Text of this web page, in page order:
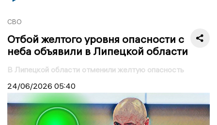
СВО
Отбой желтого уровня опасности с
неба объявили в Липецкой области
В Липецкой области отменили желтую опасность
24/06/2026 05:40